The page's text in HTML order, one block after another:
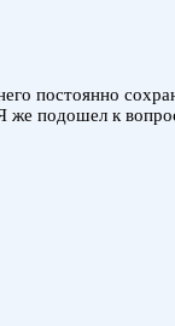
постоянно
подошел к